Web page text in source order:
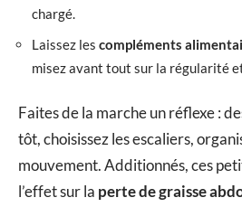
chargé.
Laissez les compléments
misez avant tout sur la régularité
Faites de la marche un réflexe :
tôt, choisissez les escaliers,
mouvement. Additionnés, ces
l’effet sur la perte de graisse